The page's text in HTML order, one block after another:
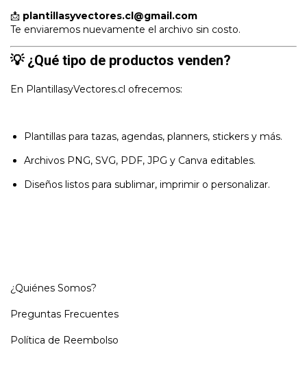
📩 plantillasyvectores.cl@gmail.com
Te enviaremos nuevamente el archivo sin costo.
💡 ¿Qué tipo de productos venden?
En PlantillasyVectores.cl ofrecemos:
Plantillas para tazas, agendas, planners, stickers y más.
Archivos PNG, SVG, PDF, JPG y Canva editables.
Diseños listos para sublimar, imprimir o personalizar.
¿Quiénes Somos?
Preguntas Frecuentes
Política de Reembolso